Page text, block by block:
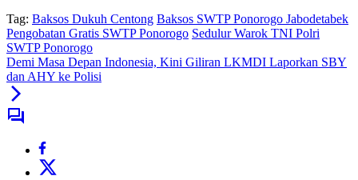
Tag: Baksos Dukuh Centong Baksos SWTP Ponorogo Jabodetabek
Pengobatan Gratis SWTP Ponorogo Sedulur Warok TNI Polri
SWTP Ponorogo
Demi Masa Depan Indonesia, Kini Giliran LKMDI Laporkan SBY
dan AHY ke Polisi